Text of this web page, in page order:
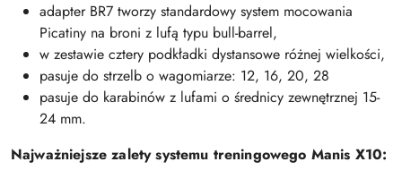
adapter BR7 tworzy standardowy system mocowania
Picatiny na broni z lufą typu bull-barrel,
w zestawie cztery podkładki dystansowe różnej wielkości,
pasuje do strzelb o wagomiarze: 12, 16, 20, 28
pasuje do karabinów z lufami o średnicy zewnętrznej 15-
24 mm.
Najważniejsze zalety systemu treningowego Manis X10: